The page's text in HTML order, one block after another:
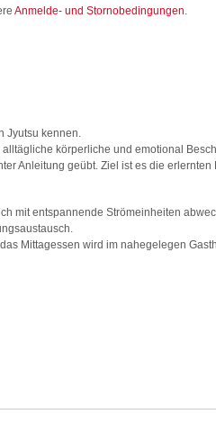
Anmelde- und Stornobedingungen.
Jyutsu kennen.
körperliche und emotional
Anleitung geübt. Ziel ist es die erlernten
mit entspannende Strömeinheiten
Mittagessen wird im nahegelegen